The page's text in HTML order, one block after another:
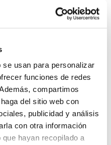
usan para personalizar
funciones de redes
compartimos
del sitio web con
publicidad y análisis
con otra información
hayan recopilado a
lo que el acceso o su
usuario, no debe
como el otorgamiento
por los
de propiedad intelectual
fotografías, videos y, en
multimedia que obra en
gráficos que integran